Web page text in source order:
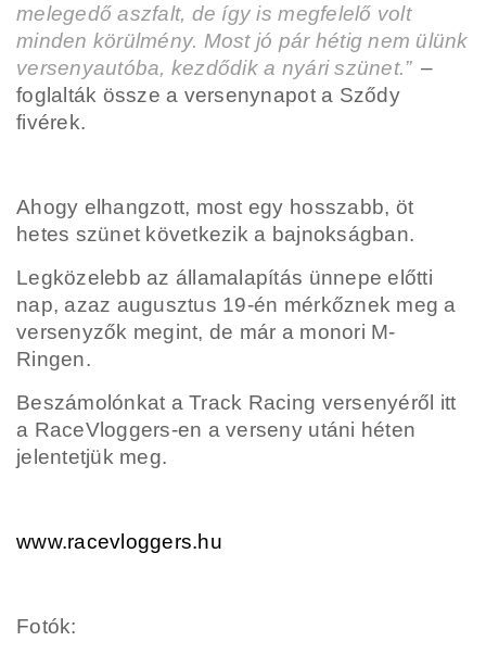
melegedő aszfalt, de így is megfelelő volt
minden körülmény. Most jó pár hétig nem ülünk
versenyautóba, kezdődik a nyári szünet.” –
foglalták össze a versenynapot a Sződy
fivérek.
Ahogy elhangzott, most egy hosszabb, öt
hetes szünet következik a bajnokságban.
Legközelebb az államalapítás ünnepe előtti
nap, azaz augusztus 19-én mérkőznek meg a
versenyzők megint, de már a monori M-
Ringen.
Beszámolónkat a Track Racing versenyéről itt
a RaceVloggers-en a verseny utáni héten
jelentetjük meg.
www.racevloggers.hu
Fotók: